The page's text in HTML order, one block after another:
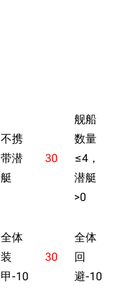
不携
带潜
艇
30
舰船
数量
≤4，
潜艇
>0
全体
装
甲-10
30
全体
回
避-10